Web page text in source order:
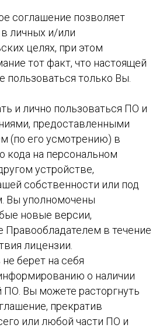
соглашение позволяет
личных и/или
целях, при этом
тот факт, что настоящей
пользоваться только Вы.
и лично пользоваться ПО и
предоставленными
(по его усмотрению) в
кода на персональном
устройстве,
собственности или под
Вы уполномочены
новые версии,
Правообладателем в течение
лицензии.
берет на себя
о наличии
ПО. Вы можете расторгнуть
прекратив
или любой части ПО и